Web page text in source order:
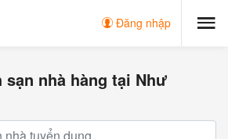
Đăng nhập
sạn nhà hàng tại Như